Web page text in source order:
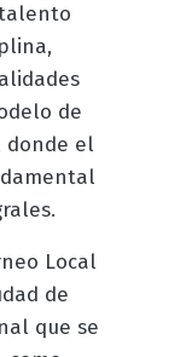
de
donde el
Local
de
que se